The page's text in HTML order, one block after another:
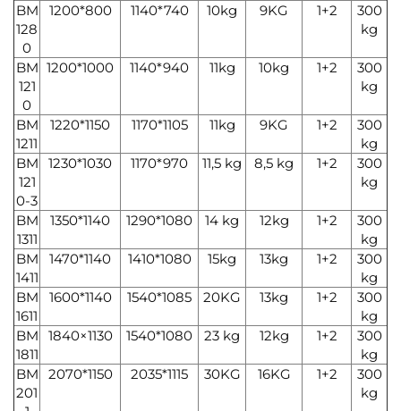
BM
128
0
1200*800 1140*740 10kg 9KG 1+2
300
kg
BM
121
0
1200*1000 1140*940 11kg 10kg 1+2
300
kg
BM
1211
1220*1150 1170*1105 11kg 9KG 1+2
300
kg
BM
121
0-3
1230*1030 1170*970 11,5 kg 8,5 kg 1+2
300
kg
BM
1311
1350*1140 1290*1080 14 kg 12kg 1+2
300
kg
BM
1411
1470*1140 1410*1080 15kg 13kg 1+2
300
kg
BM
1611
1600*1140 1540*1085 20KG 13kg 1+2
300
kg
BM
1811
1840×1130 1540*1080 23 kg 12kg 1+2
300
kg
BM
201
2070*1150 2035*1115 30KG 16KG 1+2
300
kg